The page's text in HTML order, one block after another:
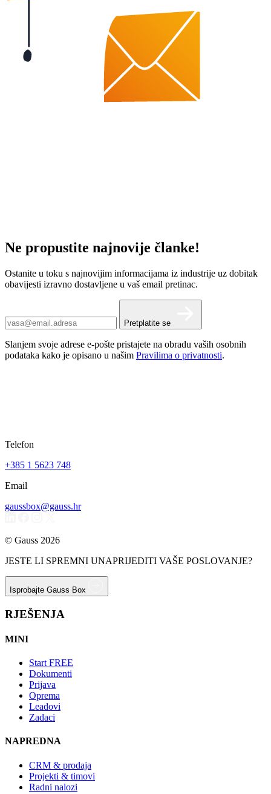
Ne propustite najnovije članke!
Ostanite u toku s najnovijim informacijama iz industrije uz dobitak
obavijesti izravno dostavljene u vaš email pretinac.
Pretplatite se
Slanjem svoje adrese e-pošte pristajete na obradu vaših osobnih
podataka kako je opisano u našim Pravilima o privatnosti.
Telefon
+385 1 5623 748
Email
gaussbox@gauss.hr
© Gauss 2026
JESTE LI SPREMNI UNAPRIJEDITI VAŠE POSLOVANJE?
Isprobajte Gauss Box
RJEŠENJA
MINI
Start FREE
Dokumenti
Prijava
Oprema
Leadovi
Zadaci
NAPREDNA
CRM & prodaja
Projekti & timovi
Radni nalozi